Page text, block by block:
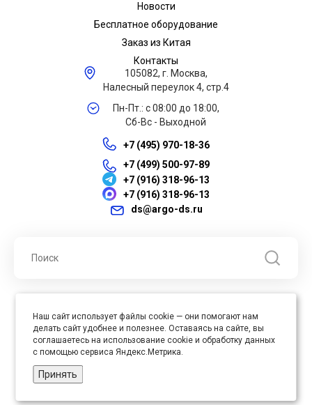
Новости
Бесплатное оборудование
Заказ из Китая
Контакты
105082, г. Москва,
Налесный переулок 4, стр.4
Пн-Пт.: с 08:00 до 18:00,
Сб-Вс - Выходной
+7 (495) 970-18-36
+7 (499) 500-97-89
+7 (916) 318-96-13
+7 (916) 318-96-13
ds@argo-ds.ru
права защищены
Юр. адрес : 105005, г. Москва, ул. Бауманская, д.20, стр. 3
Наш сайт использует файлы cookie — они помогают нам
делать сайт удобнее и полезнее. Оставаясь на сайте, вы
соглашаетесь на использование cookie и обработку данных
с помощью сервиса Яндекс.Метрика.
Принять